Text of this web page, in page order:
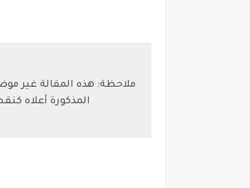
ملاحظة: هذه المقالة غير
المذكورة أعلاه